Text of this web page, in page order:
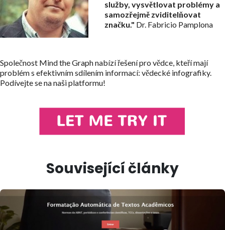
služby, vysvětlovat problémy a
samozřejmě zviditelňovat
značku." Dr. Fabricio Pamplona
Společnost Mind the Graph nabízí řešení pro vědce, kteří mají
problém s efektivním sdílením informací: vědecké infografiky.
Podívejte se na naši platformu!
Související články